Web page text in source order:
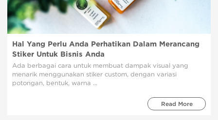
Hal Yang Perlu Anda Perhatikan Dalam Merancang
Stiker Untuk Bisnis Anda
Ada berbagai cara untuk membuat dampak visual yang
menarik menggunakan stiker custom, dengan variasi
potongan, bentuk, warna ...
Read More